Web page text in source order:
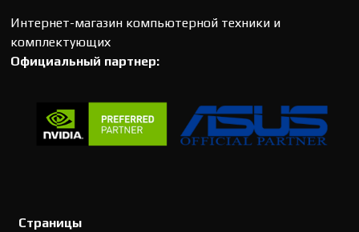
Интернет-магазин компьютерной техники и
комплектующих
Официальный партнер:
Страницы